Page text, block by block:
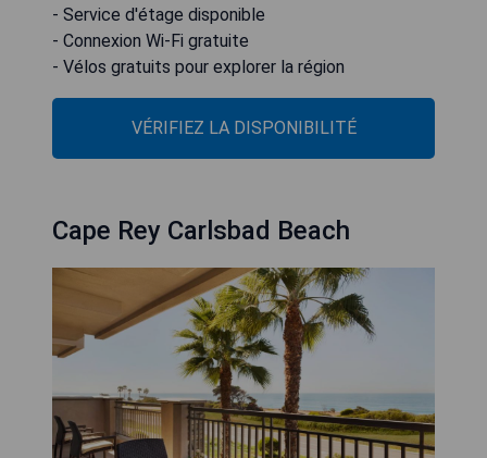
- Service d'étage disponible
- Connexion Wi-Fi gratuite
- Vélos gratuits pour explorer la région
VÉRIFIEZ LA DISPONIBILITÉ
Cape Rey Carlsbad Beach